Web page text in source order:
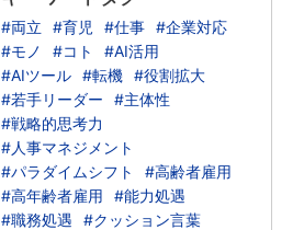
#両立 #育児 #仕事 #企業対応
#モノ
#コト
#AI活用
#AIツール #転機 #役割拡大
#若手リーダー
#主体性
#戦略的思考力
#人事マネジメント
#パラダイムシフト
#高齢者雇用
#高年齢者雇用
#能力処遇
#職務処遇
#クッション言葉